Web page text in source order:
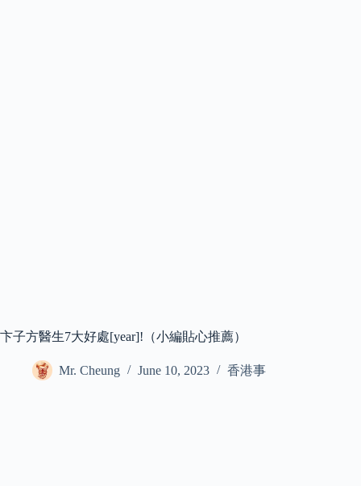
卞子方醫生7大好處[year]!（小編貼心推薦）
Mr. Cheung June 10, 2023 香港事